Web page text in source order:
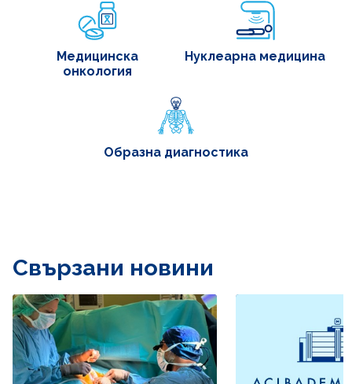
Медицинска
онкология
Нуклеарна медицина
Образна диагностика
Свързани новини